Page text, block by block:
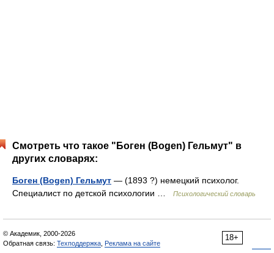
Смотреть что такое "Боген (Bogen) Гельмут" в
других словарях:
Боген (Bogen) Гельмут — (1893 ?) немецкий психолог.
Специалист по детской психологии …
Психологический словарь
18+
© Академик, 2000-2026
Обратная связь: Техподдержка Реклама на сайте